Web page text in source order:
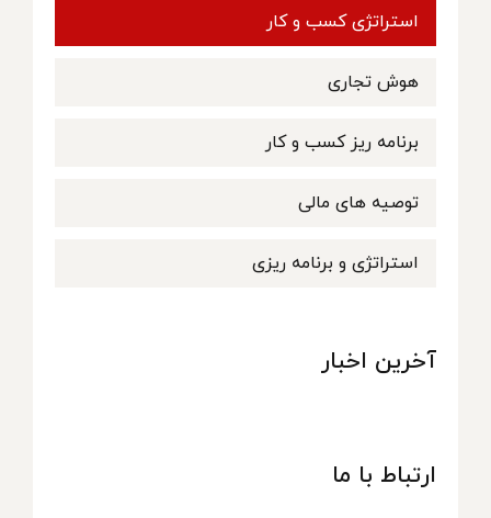
استراتژی کسب و کار
هوش تجاری
برنامه ریز کسب و کار
توصیه های مالی
استراتژی و برنامه ریزی
آخرین اخبار
ارتباط با ما